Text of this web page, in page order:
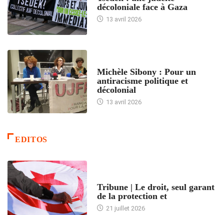
décoloniale face à Gaza
13 avril 2026
Michèle Sibony : Pour un
antiracisme politique et
décolonial
13 avril 2026
EDITOS
Tribune | Le droit, seul garant
de la protection et
21 juillet 2026